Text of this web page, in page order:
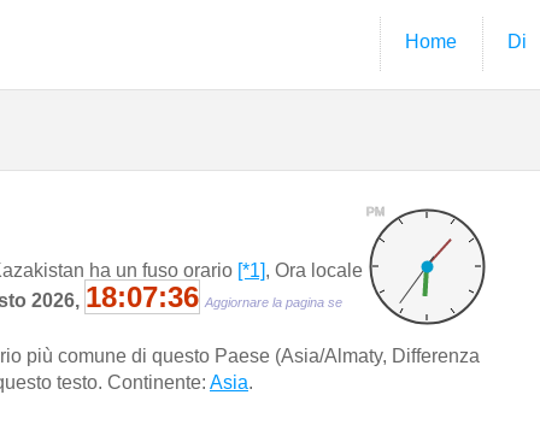
Home Di
PM
ha un fuso orario [*1], Ora locale
2026, 18:07:36 Aggiornare la pagina se
più comune di questo Paese (Asia/Almaty, Differenza
testo. Continente: Asia.